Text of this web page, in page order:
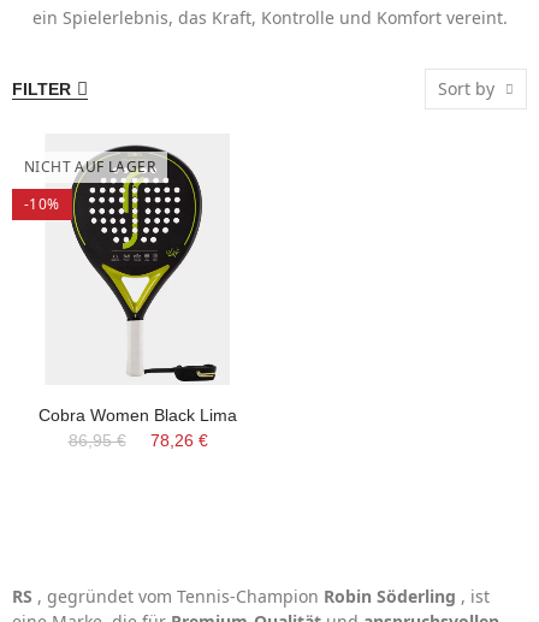
ein Spielerlebnis, das Kraft, Kontrolle und Komfort vereint.
FILTER Sort by
NICHT AUF LAGER
-10%
Cobra Women Black Lima
86,95 €
78,26 €
RS , gegründet vom Tennis-Champion Robin Söderling , ist